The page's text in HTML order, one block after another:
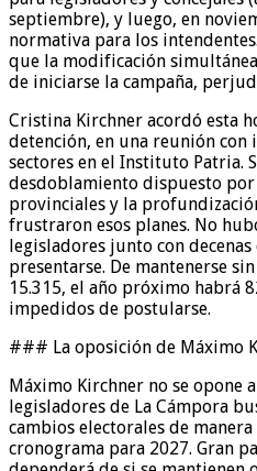
septiembre), y luego, en
normativa para los
que la modificación
de iniciarse la campaña,
Cristina Kirchner acordó esta
detención, en una reunión con
sectores en el Instituto Patria.
desdoblamiento dispuesto
provinciales y la
frustraron esos planes. No
legisladores junto con
presentarse. De mantenerse
15.315, el año próximo habrá
impedidos de postularse.
### La oposición de Máximo
Máximo Kirchner no se opone
legisladores de La Cámpora
cambios electorales de
cronograma para 2027. Gran